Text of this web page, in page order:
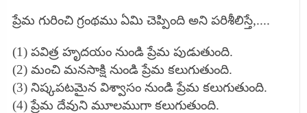
ప్రేమ గురించి గ్రంథము ఏమి చెప్పింది అని పరిశీలిస్తే,....
(1) పవిత్ర హృదయం నుండి ప్రేమ పుడుతుంది.
(2) మంచి మనసాక్షి నుండి ప్రేమ కలుగుతుంది.
(3) నిష్కపటమైన విశ్వాసం నుండి ప్రేమ కలుగుతుంది.
(4) ప్రేమ దేవుని మూలముగా కలుగుతుంది.